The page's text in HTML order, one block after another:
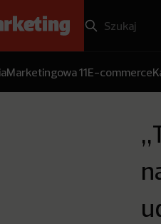
Marketingowa 11E-commerce